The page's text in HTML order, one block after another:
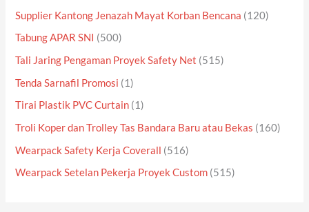
Supplier Kantong Jenazah Mayat Korban Bencana (120)
Tabung APAR SNI (500)
Tali Jaring Pengaman Proyek Safety Net (515)
Tenda Sarnafil Promosi (1)
Tirai Plastik PVC Curtain (1)
Troli Koper dan Trolley Tas Bandara Baru atau Bekas (160)
Wearpack Safety Kerja Coverall (516)
Wearpack Setelan Pekerja Proyek Custom (515)